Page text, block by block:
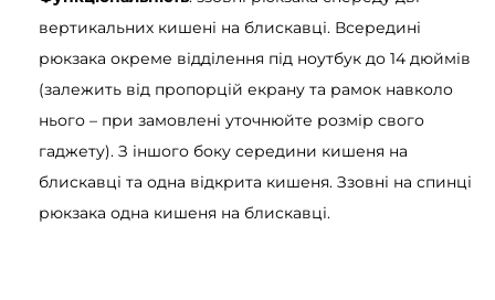
к
і
с
т
ь
вертикальних кишені на блискавці. Всередині
рюкзака окреме відділення під ноутбук до 14 дюймів
(залежить від пропорцій екрану та рамок навколо
нього – при замовлені уточнюйте розмір свого
гаджету). З іншого боку середини кишеня на
блискавці та одна відкрита кишеня. Ззовні на спинці
рюкзака одна кишеня на блискавці.